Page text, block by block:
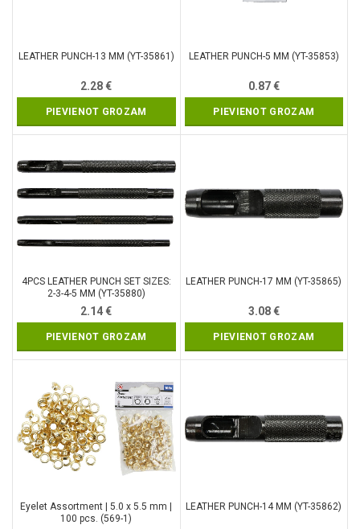
LEATHER PUNCH-13 MM (YT-35861)
2.28€
PIEVIENOT GROZAM
LEATHER PUNCH-5 MM (YT-35853)
0.87€
PIEVIENOT GROZAM
4PCS LEATHER PUNCH SET SIZES:
2-3-4-5 MM (YT-35880)
2.14€
PIEVIENOT GROZAM
LEATHER PUNCH-17 MM (YT-35865)
3.08€
PIEVIENOT GROZAM
Eyelet Assortment | 5.0 x 5.5 mm |
100 pcs. (569-1)
LEATHER PUNCH-14 MM (YT-35862)